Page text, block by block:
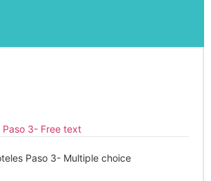
Paso 3- Free text
Paso 3- Multiple choice